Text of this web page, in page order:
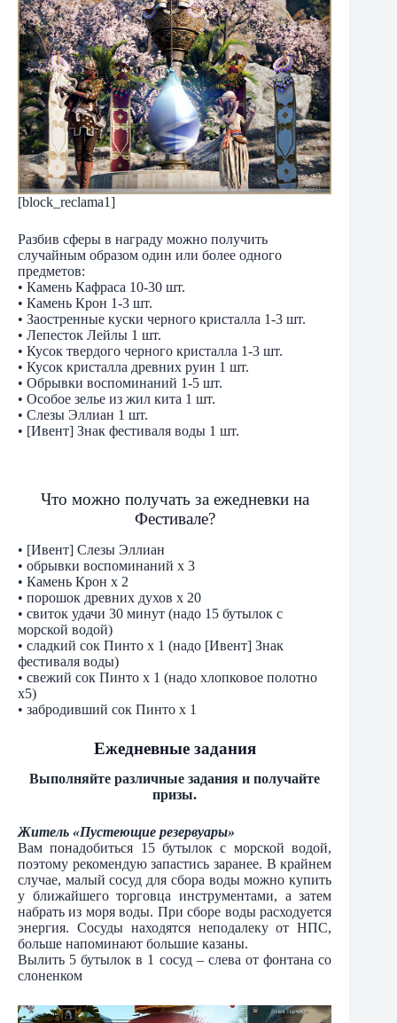
[block_reclama1]
Разбив сферы в награду можно получить
случайным образом один или более одного
предметов:
• Камень Кафраса 10-30 шт.
• Камень Крон 1-3 шт.
• Заостренные куски черного кристалла 1-3 шт.
• Лепесток Лейлы 1 шт.
• Кусок твердого черного кристалла 1-3 шт.
• Кусок кристалла древних руин 1 шт.
• Обрывки воспоминаний 1-5 шт.
• Особое зелье из жил кита 1 шт.
• Слезы Эллиан 1 шт.
• [Ивент] Знак фестиваля воды 1 шт.
Что можно получать за ежедневки на
Фестивале?
• [Ивент] Слезы Эллиан
• обрывки воспоминаний х 3
• Камень Крон х 2
• порошок древних духов х 20
• свиток удачи 30 минут (надо 15 бутылок с
морской водой)
• сладкий сок Пинто х 1 (надо [Ивент] Знак
фестиваля воды)
• свежий сок Пинто х 1 (надо хлопковое полотно
х5)
• забродивший сок Пинто х 1
Ежедневные задания
Выполняйте различные задания и получайте
призы.
Житель «Пустеющие резервуары»
Вам понадобиться 15 бутылок с морской водой,
поэтому рекомендую запастись заранее. В крайнем
случае, малый сосуд для сбора воды можно купить
у ближайшего торговца инструментами, а затем
набрать из моря воды. При сборе воды расходуется
энергия. Сосуды находятся неподалеку от НПС,
больше напоминают большие казаны.
Вылить 5 бутылок в 1 сосуд – слева от фонтана со
слоненком